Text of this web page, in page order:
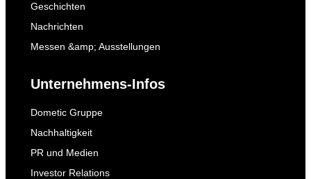
Geschichten
Nachrichten
Messen &amp; Ausstellungen
Unternehmens-Infos
Dometic Gruppe
Nachhaltigkeit
PR und Medien
Investor Relations